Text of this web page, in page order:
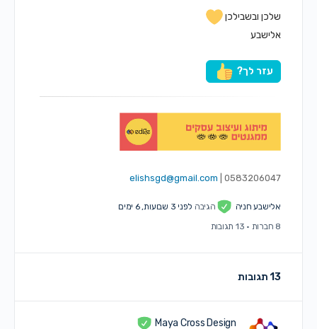
שלכן ובשבילכן
אלישבע
עזר לך?
0583206047 |
elishsgd@gmail.com
אלישבע חניה הגיבה לפני 3 שבועות, 6 ימים
8 חברות
· 13 תגובות
13 תגובות
Maya Cross Design